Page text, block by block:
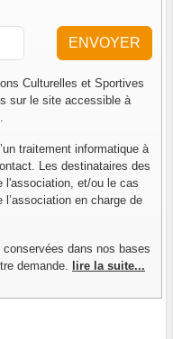
ENVOYER
Culturelles et Sportives
sur le site accessible à
traitement informatique à
Les destinataires des
l'association, et/ou le cas
en charge de
dans nos bases
demande. lire la suite...